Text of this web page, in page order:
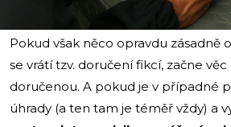
Pokud však něco opravdu zásadně
se vrátí tzv. doručení fikcí, začne
doručenou. A pokud je v případné
úhrady (a ten tam je téměř vždy) a